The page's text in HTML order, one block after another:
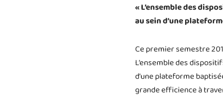
« L’ensemble des
au sein d’une
Ce premier semestre
L’ensemble des
d’une plateforme
grande efficience à